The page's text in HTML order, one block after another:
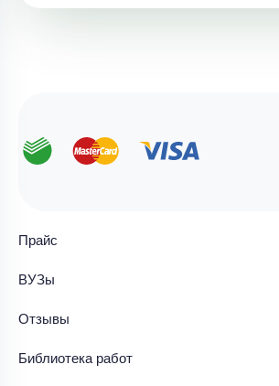
Прайс
ВУЗы
Отзывы
Библиотека работ